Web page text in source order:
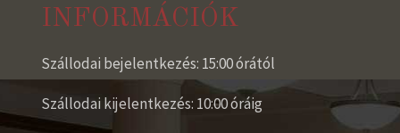
INFORMÁCIÓK
Szállodai bejelentkezés: 15:00 órától
Szállodai kijelentkezés: 10:00 óráig